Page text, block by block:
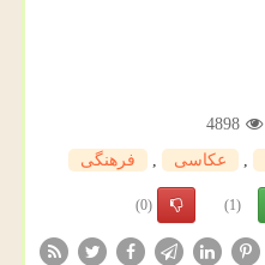
4898
, عكاسی , فرهنگی
(1)
(0)